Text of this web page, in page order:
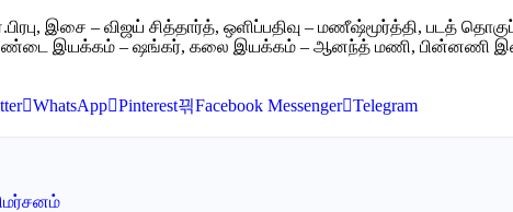
இசை – விஜய் சித்தார்த், ஒளிப்பதிவு – மணீஷ்மூர்த்தி, படத்
இயக்கம் – ஷங்கர், கலை இயக்கம் – ஆனந்த் மணி, பின்னணி இசை –
WhatsApp Pinterest Facebook Messenger Telegram